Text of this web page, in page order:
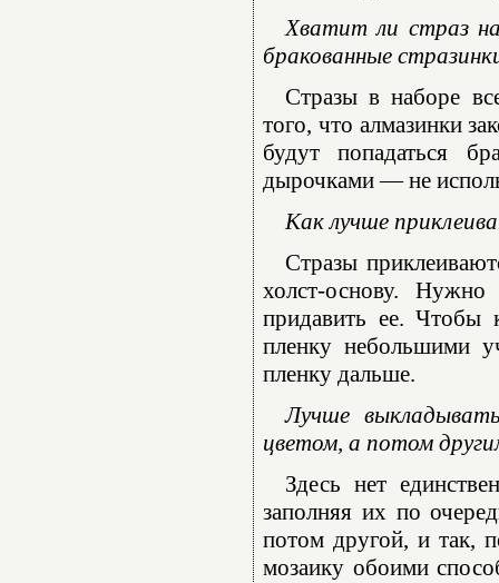
Хватит ли страз
бракованные
Стразы в наборе
того, что алмазинки
будут попадаться
дырочками — не
Как лучше
Стразы
холст-основу.
придавить ее. Чтобы
пленку небольшими
пленку дальше.
Лучше
цветом, а потом
Здесь нет
заполняя их по
потом другой, и так,
мозаику обоими